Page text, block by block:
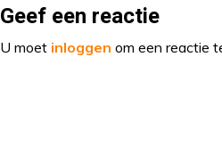
Geef een reactie
U moet inloggen om een reactie